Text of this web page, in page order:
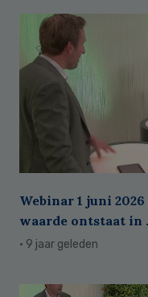
Webinar 1 juni
waarde ontstaat in
· 9 jaar geleden